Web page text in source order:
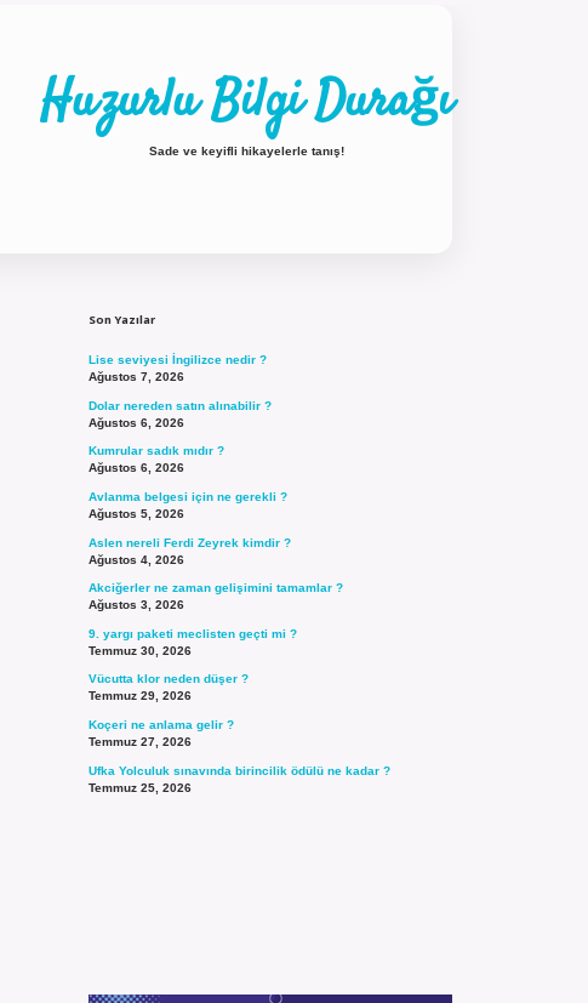
Huzurlu Bilgi Durağı
Sade ve keyifli hikayelerle tanış!
Son Yazılar
Lise seviyesi İngilizce nedir ?
Ağustos 7, 2026
Dolar nereden satın alınabilir ?
Ağustos 6, 2026
Kumrular sadık mıdır ?
Ağustos 6, 2026
Avlanma belgesi için ne gerekli ?
Ağustos 5, 2026
Aslen nereli Ferdi Zeyrek kimdir ?
Ağustos 4, 2026
Akciğerler ne zaman gelişimini tamamlar ?
Ağustos 3, 2026
9. yargı paketi meclisten geçti mi ?
Temmuz 30, 2026
Vücutta klor neden düşer ?
Temmuz 29, 2026
Koçeri ne anlama gelir ?
Temmuz 27, 2026
Ufka Yolculuk sınavında birincilik ödülü ne kadar ?
Temmuz 25, 2026